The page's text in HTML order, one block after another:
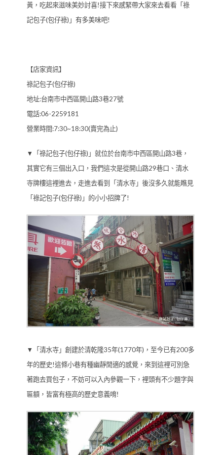
黃，吃起來滋味美妙討喜!接下來感緊帶大家來去看看「祿
記包子(包仔祿)」有多美味吧!
【店家資訊】
祿記包子(包仔祿)
地址:台南市中西區開山路3巷27號
電話:06-2259181
營業時間:7:30~18:30(賣完為止)
▼「祿記包子(包仔祿)」就位於台南市中西區開山路3巷，
其實它有三個出入口，我們這次是從開山路29巷口、清水
寺牌樓這裡進去，走進去看到「清水寺」後沒多久就能瞧見
「祿記包子(包仔祿)」的小小招牌了!
▼「清水寺」創建於清乾隆35年(1770年)，至今已有200多
年的歷史!這條小巷有種幽靜閒適的感覺，來到這裡可別急
著跑去買包子，不妨可以入內參觀一下，裡頭有不少題字與
匾額，皆富有極高的歷史意義唷!